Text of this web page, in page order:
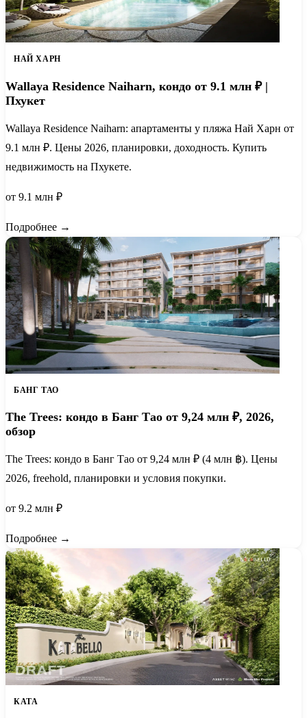
НАЙ ХАРН
Wallaya Residence Naiharn, кондо от 9.1 млн ₽ |
Пхукет
Wallaya Residence Naiharn: апартаменты у пляжа Най Харн от
9.1 млн ₽. Цены 2026, планировки, доходность. Купить
недвижимость на Пхукете.
от 9.1 млн ₽
Подробнее →
БАНГ ТАО
The Trees: кондо в Банг Тао от 9,24 млн ₽, 2026,
обзор
The Trees: кондо в Банг Тао от 9,24 млн ₽ (4 млн ฿). Цены
2026, freehold, планировки и условия покупки.
от 9.2 млн ₽
Подробнее →
КАТА